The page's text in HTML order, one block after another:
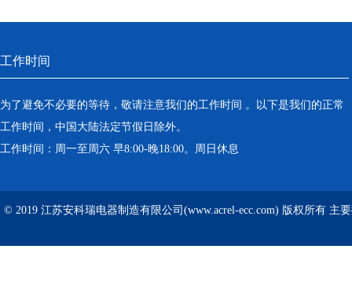
工作时间
为了避免不必要的等待，敬请注意我们的工作时间 。以下是我们的正常
工作时间，中国大陆法定节假日除外。
工作时间：周一至周六 早8:00-晚18:00。周日休息
© 2019 江苏安科瑞电器制造有限公司(www.acrel-ecc.com) 版权所有 主